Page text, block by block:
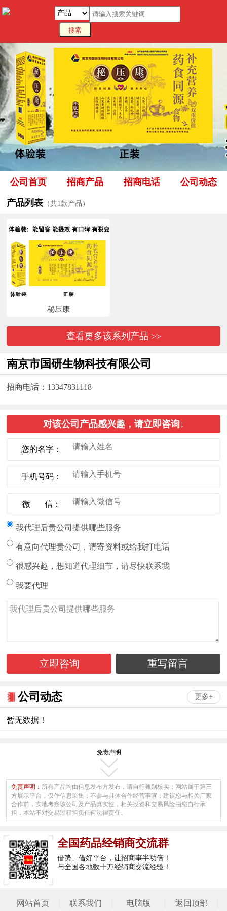
公司首页 招商产品 招商电话 公司动态
产品列表 （共1款产品）
秘压康
查看更多该系列产品 >>
南京市国研生物科技有限公司
招商电话：13347831118
对该公司产品感兴趣，请立即咨询↓
您的名字：
手机号码：
微 信：
我代理后贵公司提供哪些服务
有意向代理贵公司，请寄资料或给我打电话
很感兴趣，想知道代理细节，请尽快联系我
我要代理
更多+
公司动态
暂无数据！
免责声明
免责声明： 所有产品均由信息发布方发布，请自行甄别核实；网站属于第三
方展示平台，仅作信息采集；不参与具体合作经营事宜；建议您与相关厂家
合作前，实地考察该公司及产品真实性，相关投资和交易风险由您自行承
担，本站不对交易过程担负任何法律责任。
全国药品经销商交流群
借势、借好平台，让招商事半功倍！
与全国各地数十万经销商交流经验！
网站首页 联系我们 电脑版 返回顶部